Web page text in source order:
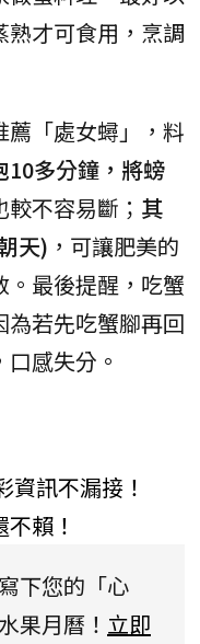
才可食用，烹調
「處女蟳」，料
10多分鐘，將螃
較不容易斷； 其
天) ，可讓肥美的
最後提醒，吃蟹
若先吃蟹腳再回
感失分。
資訊不漏接！
賴！
下您的「心
果月曆！ 立即